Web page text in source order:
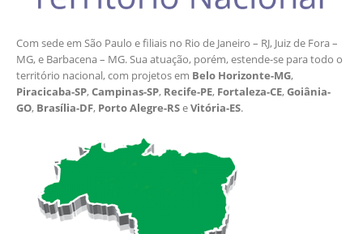
Com sede em São Paulo e filiais no Rio de Janeiro – RJ, Juiz de Fora –
MG, e Barbacena – MG. Sua atuação, porém, estende-se para todo o
território nacional, com projetos em Belo Horizonte-MG,
Piracicaba-SP,Campinas-SP, Recife-PE, Fortaleza-CE,Goiânia-
GO, Brasília-DF, Porto Alegre-RSeVitória-ES.